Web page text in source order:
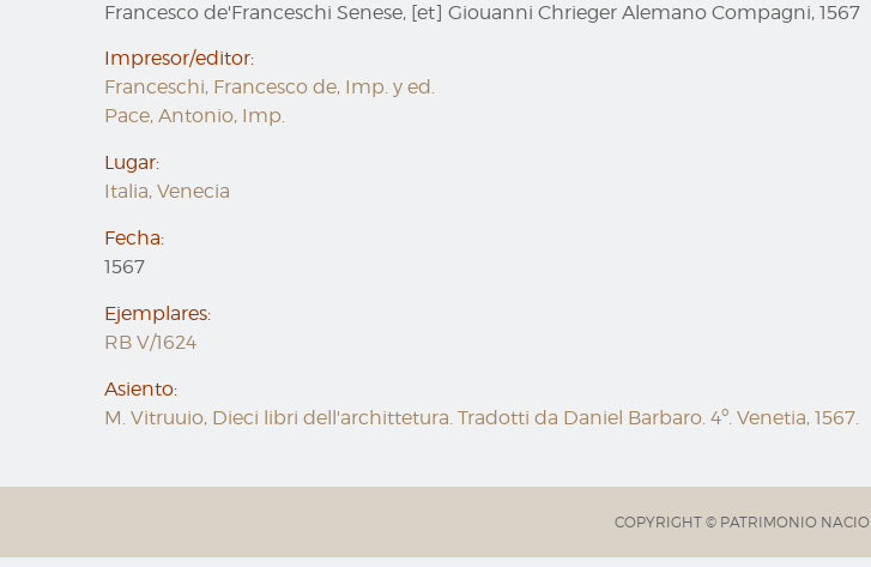
Francesco de'Franceschi Senese, [et] Giouanni Chrieger Alemano Compagni, 1567
Impresor/editor:
Franceschi, Francesco de, Imp. y ed.
Pace, Antonio, Imp.
Lugar:
Italia, Venecia
Fecha:
1567
Ejemplares:
RB V/1624
Asiento:
M. Vitruuio, Dieci libri dell'archittetura. Tradotti da Daniel Barbaro. 4º. Venetia, 1567.
COPYRIGHT © PATRIMONIO